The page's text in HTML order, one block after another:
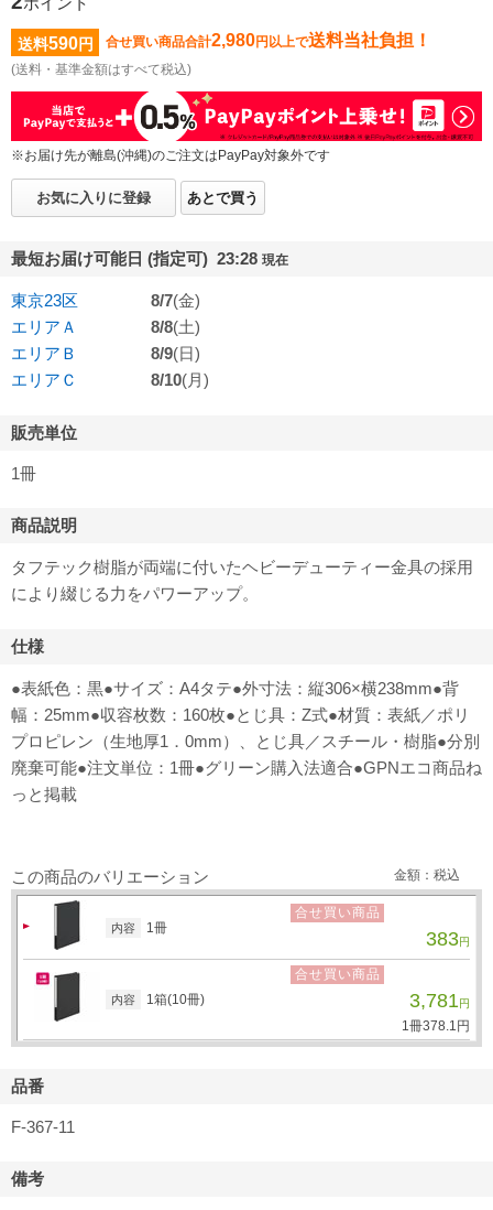
送料590円 合せ買い商品合計2,980円以上で送料当社負担！
(送料・基準金額はすべて税込)
※お届け先が離島(沖縄)のご注文はPayPay対象外です
お気に入りに登録 あとで買う
最短お届け可能日 (指定可) 23:28 現在
東京23区 8/7(金)
エリアＡ
8/8(土)
エリアＢ
8/9(日)
エリアＣ
8/10(月)
販売単位
1冊
商品説明
タフテック樹脂が両端に付いたヘビーデューティー金具の採用
により綴じる力をパワーアップ。
仕様
●表紙色：黒●サイズ：A4タテ●外寸法：縦306×横238mm●背
幅：25mm●収容枚数：160枚●とじ具：Z式●材質：表紙／ポリ
プロピレン（生地厚1．0mm）、とじ具／スチール・樹脂●分別
廃棄可能●注文単位：1冊●グリーン購入法適合●GPNエコ商品ね
っと掲載
この商品のバリエーション 金額：税込
内容 1冊
合せ買い商品
383円
内容 1箱(10冊)
合せ買い商品
3,781円
1冊378.1 円
品番
F-367-11
備考